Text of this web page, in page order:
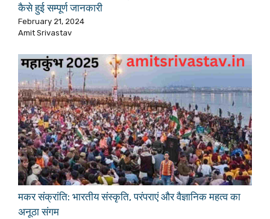
कैसे हुई सम्पूर्ण जानकारी
February 21, 2024
Amit Srivastav
मकर संक्रांति: भारतीय संस्कृति, परंपराएं और वैज्ञानिक महत्व का
अनूठा संगम